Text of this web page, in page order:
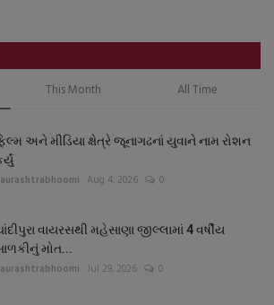
This Month All Time
અને મીડિયા ક્ષેત્રે જૂનાગઢનાં યુવાને નામ રોશન
Aug 4, 2026 0
વાયરસથી મહેસાણા જીલ્લામાં 4 વર્ષીય
મોત...
Jul 29, 2026 0